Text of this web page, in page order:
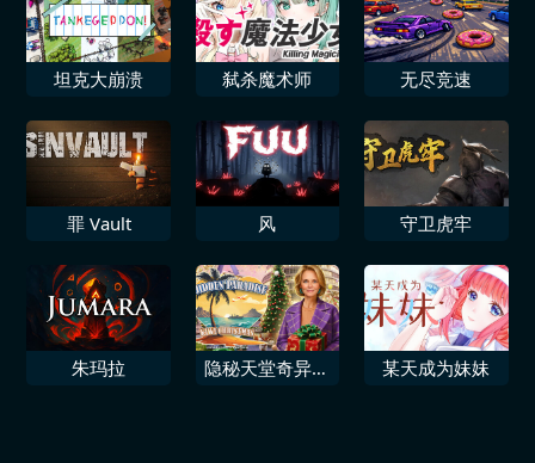
坦克大崩溃 弑杀魔术师 无尽竞速
罪 Vault 风 守卫虎牢
朱玛拉
隐秘天堂奇异果
某天成为妹妹